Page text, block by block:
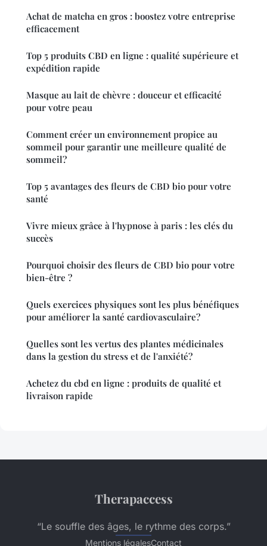
Achat de matcha en gros : boostez votre entreprise
efficacement
Top 5 produits CBD en ligne : qualité supérieure et
expédition rapide
Masque au lait de chèvre : douceur et efficacité
pour votre peau
Comment créer un environnement propice au
sommeil pour garantir une meilleure qualité de
sommeil?
Top 5 avantages des fleurs de CBD bio pour votre
santé
Vivre mieux grâce à l'hypnose à paris : les clés du
succès
Pourquoi choisir des fleurs de CBD bio pour votre
bien-être ?
Quels exercices physiques sont les plus bénéfiques
pour améliorer la santé cardiovasculaire?
Quelles sont les vertus des plantes médicinales
dans la gestion du stress et de l'anxiété?
Achetez du cbd en ligne : produits de qualité et
livraison rapide
Therapaccess
“Le souffle des âges, le rythme des corps.”
Mentions légalesContact